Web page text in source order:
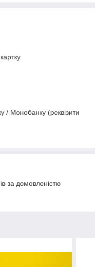
/ Монобанку (реквізити
за домовленістю